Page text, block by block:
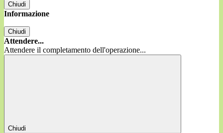
Chiudi
Informazione
Chiudi
Attendere...
Attendere il completamento dell'operazione...
Chiudi